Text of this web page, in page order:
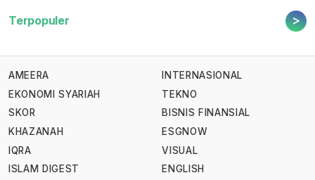
Terpopuler >
AMEERA
EKONOMI SYARIAH
SKOR
KHAZANAH
IQRA
ISLAM DIGEST
INTERNASIONAL
TEKNO
BISNIS FINANSIAL
ESGNOW
VISUAL
ENGLISH